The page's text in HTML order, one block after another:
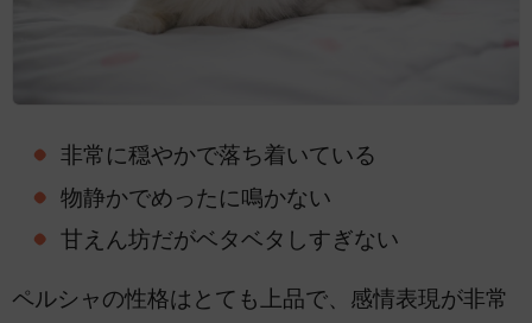
非常に穏やかで落ち着いている
物静かでめったに鳴かない
甘えん坊だがベタベタしすぎない
ペルシャの性格はとても上品で、感情表現が非常